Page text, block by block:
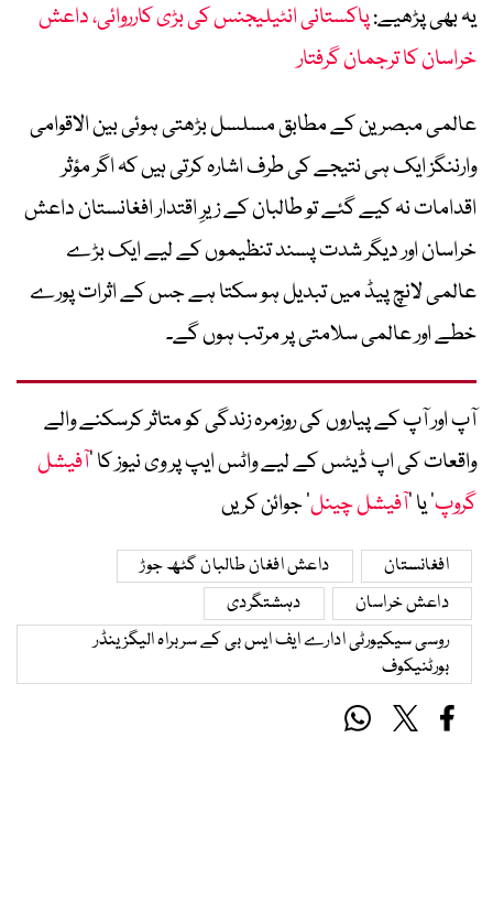
یہ بھی پڑھیے:پاکستانی انٹیلیجنس کی بڑی کارروائی، داعش
خراسان کا ترجمان گرفتار
عالمی مبصرین کے مطابق مسلسل بڑھتی ہوئی بین الاقوامی
وارننگز ایک ہی نتیجے کی طرف اشارہ کرتی ہیں کہ اگر مؤثر
اقدامات نہ کیے گئے تو طالبان کے زیرِ اقتدار افغانستان داعش
خراسان اور دیگر شدت پسند تنظیموں کے لیے ایک بڑے
عالمی لانچ پیڈ میں تبدیل ہو سکتا ہے جس کے اثرات پورے
خطے اور عالمی سلامتی پر مرتب ہوں گے۔
آپ اور آپ کے پیاروں کی روزمرہ زندگی کو متاثر کرسکنے والے
واقعات کی اپ ڈیٹس کے لیے واٹس ایپ پر وی نیوز کا ’آفیشل
گروپ‘ یا ’آفیشل چینل‘ جوائن کریں
افغانستان
داعش افغان طالبان گٹھ جوڑ
داعش خراسان
دہشتگردی
روسی سیکیورٹی ادارے ایف ایس بی کے سربراہ الیگزینڈر
بورٹنیکوف